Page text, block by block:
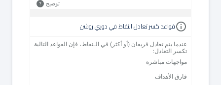
توضيح ?
قواعد كسر تعادل النقاط في دوري روشن
عندما يتم تعادل فريقان (أو أكثر) في الـنقاط، فإن القواعد التالية
تكسر التعادل:
مواجهات مباشرة
فارق الأهداف